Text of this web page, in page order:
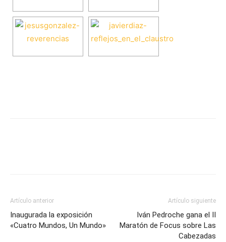
Artículo anterior
Inaugurada la exposición
«Cuatro Mundos, Un Mundo»
Artículo siguiente
Iván Pedroche gana el II
Maratón de Focus sobre Las
Cabezadas